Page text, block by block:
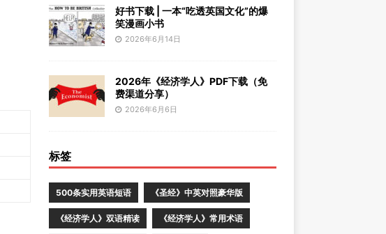
好书下载 | 一本“吃透英国文化”的爆
笑漫画小书
2026年6月14日
2026年《经济学人》PDF下载（免
费渠道分享）
2026年6月6日
标签
500条实用英语短语 《圣经》中英对照豪华版
《经济学人》双语精读 《经济学人》常用术语